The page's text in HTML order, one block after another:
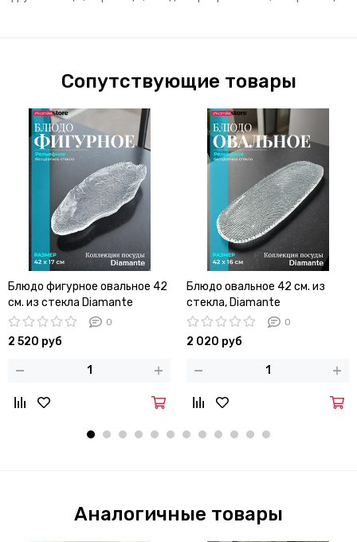
Сопутствующие товары
Блюдо фигурное овальное 42
см. из стекла Diamante
0
2 520 руб
Блюдо овальное 42 см. из
стекла, Diamante
0
2 020 руб
Аналогичные товары